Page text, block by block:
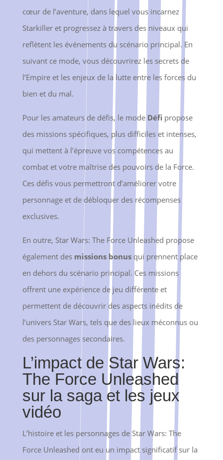
cœur de l’aventure, dans lequel vous incarnez
Starkiller et progressez à travers des niveaux qui
reflètent les événements du scénario principal. En
suivant ce mode, vous découvrirez les secrets de
l’Empire et les enjeux de la lutte entre les forces du
bien et du mal.
Pour les amateurs de défis, le mode Défipropose
des missions spécifiques, plus difficiles et intenses,
qui mettent à l’épreuve vos compétences au
combat et votre maîtrise des pouvoirs de la Force.
Ces défis vous permettront d’améliorer votre
personnage et de débloquer des récompenses
exclusives.
En outre, Star Wars: The Force Unleashed propose
également des missions bonusqui prennent place
en dehors du scénario principal. Ces missions
offrent une expérience de jeu différente et
permettent de découvrir des aspects inédits de
l’univers Star Wars, tels que des lieux méconnus ou
des personnages secondaires.
L’impact de Star Wars:
The Force Unleashed
sur la saga et les jeux
vidéo
L’histoire et les personnages de Star Wars: The
Force Unleashed ont eu un impact significatif sur la